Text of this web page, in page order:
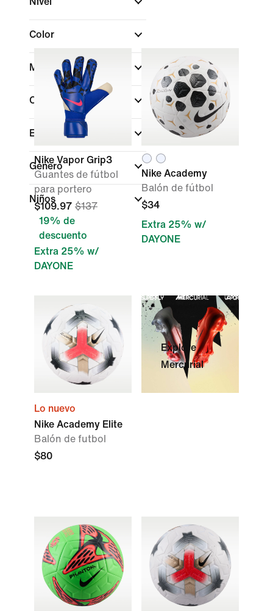
Color
Material
Características
Equipo
Género
Niños
Nike Vapor Grip3
Guantes de fútbol
para portero
$109.97 $137
19% de
descuento
Extra 25% w/
DAYONE
Nike Academy
Balón de fútbol
$34
Extra 25% w/
DAYONE
Lo nuevo
Nike Academy Elite
Balón de futbol
$80
Explore
Mercurial